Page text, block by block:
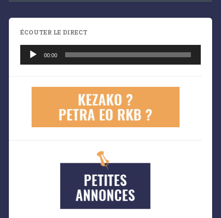
ÉCOUTER LE DIRECT
Lecteur
audio
00:00